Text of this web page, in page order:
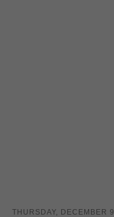
THURSDAY, DECEMBER 9